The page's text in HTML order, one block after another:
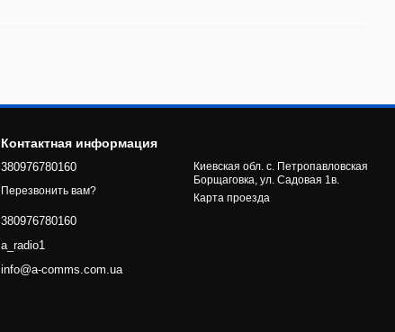
Контактная информация
380976780160
Перезвонить вам?
380976780160
a_radio1
info@a-comms.com.ua
Киевская обл. с. Петропавловская
Борщаговка, ул. Садовая 1в.
Карта проезда